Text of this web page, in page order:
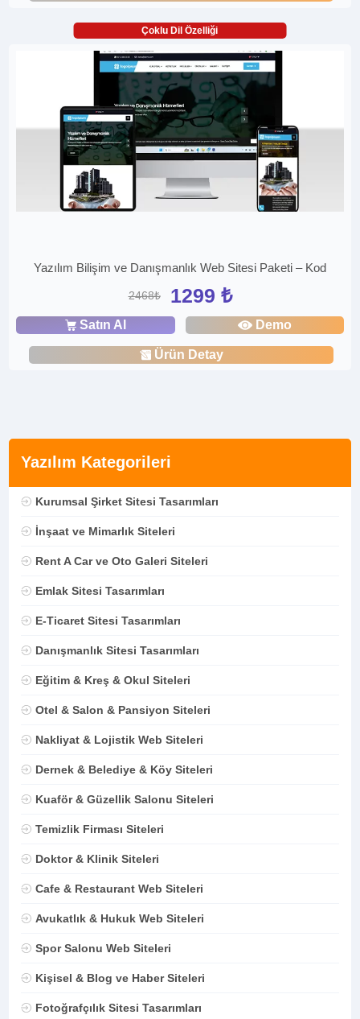
Yazılım Kategorileri
Kurumsal Şirket Sitesi Tasarımları
İnşaat ve Mimarlık Siteleri
Rent A Car ve Oto Galeri Siteleri
Emlak Sitesi Tasarımları
E-Ticaret Sitesi Tasarımları
Danışmanlık Sitesi Tasarımları
Eğitim & Kreş & Okul Siteleri
Otel & Salon & Pansiyon Siteleri
Nakliyat & Lojistik Web Siteleri
Dernek & Belediye & Köy Siteleri
Kuaför & Güzellik Salonu Siteleri
Temizlik Firması Siteleri
Doktor & Klinik Siteleri
Cafe & Restaurant Web Siteleri
Avukatlık & Hukuk Web Siteleri
Spor Salonu Web Siteleri
Kişisel & Blog ve Haber Siteleri
Fotoğrafçılık Sitesi Tasarımları
Çoklu Dil Özelliği
Yazılım Bilişim ve Danışmanlık Web Sitesi Paketi – Kod
2468₺ 1299 ₺
Satın Al Demo
Ürün Detay